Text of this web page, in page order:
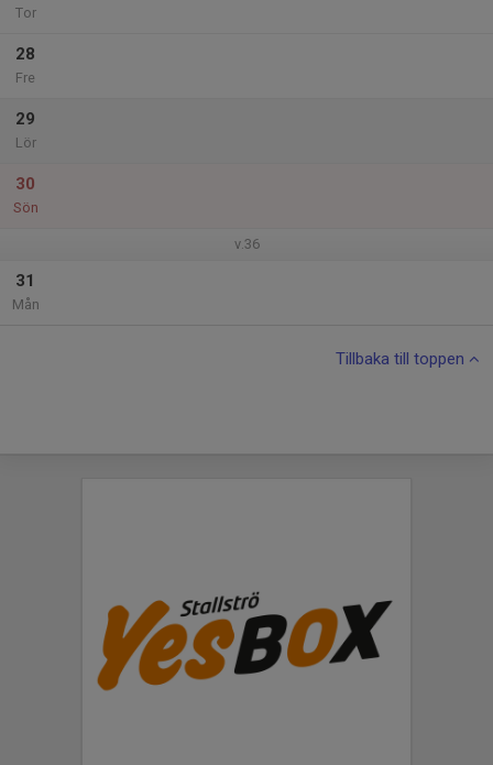
Tor
28
Fre
29
Lör
30
Sön
v.36
31
Mån
Tillbaka till toppen